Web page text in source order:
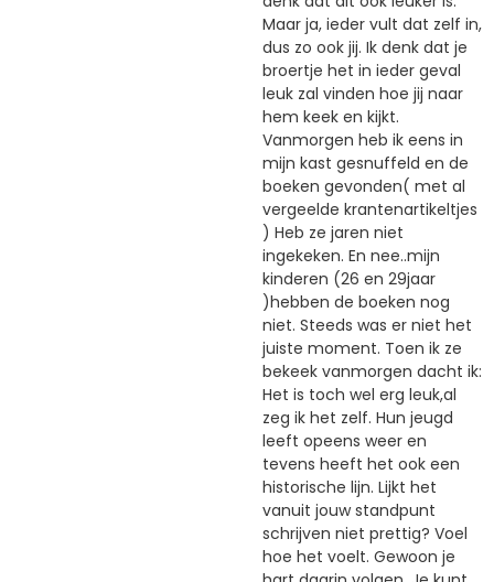
Maar ja, ieder vult dat zelf in,
dus zo ook jij. Ik denk dat je
broertje het in ieder geval
leuk zal vinden hoe jij naar
hem keek en kijkt.
Vanmorgen heb ik eens in
mijn kast gesnuffeld en de
boeken gevonden( met al
vergeelde krantenartikeltjes
) Heb ze jaren niet
ingekeken. En nee..mijn
kinderen (26 en 29jaar
)hebben de boeken nog
niet. Steeds was er niet het
juiste moment. Toen ik ze
bekeek vanmorgen dacht ik:
Het is toch wel erg leuk,al
zeg ik het zelf. Hun jeugd
leeft opeens weer en
tevens heeft het ook een
historische lijn. Lijkt het
vanuit jouw standpunt
schrijven niet prettig? Voel
hoe het voelt. Gewoon je